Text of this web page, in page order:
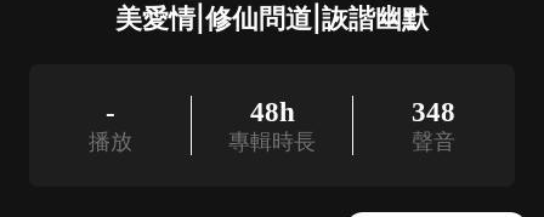
美愛情|修仙問道|詼諧幽默
-
播放
48h
專輯時長
348
聲音